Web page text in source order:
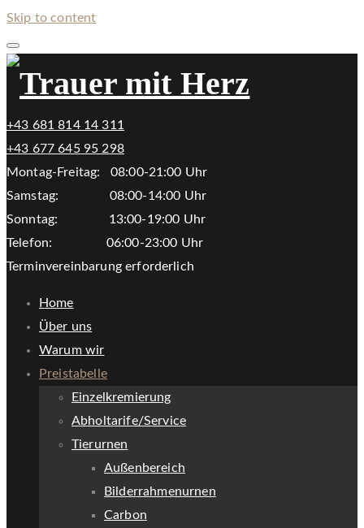
Skip to content
+43 681 814 14 311
+43 677 645 95 298
Montag-Freitag: 08:00-21:00 Uhr
Samstag: 08:00-14:00 Uhr
Sonntag: 13:00-19:00 Uhr
Telefon: 06:00-23:00 Uhr
Terminvereinbarung erforderlich
Home
Über uns
Warum wir
Preistabelle
Einzelkremierung
Abholtarife/Service
Tierurnen
Außenbereich
Bilderrahmenurnen
Carbon